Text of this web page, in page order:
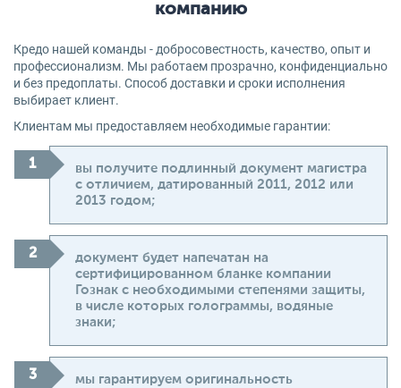
компанию
Кредо нашей команды - добросовестность, качество, опыт и
профессионализм. Мы работаем прозрачно, конфиденциально
и без предоплаты. Способ доставки и сроки исполнения
выбирает клиент.
Клиентам мы предоставляем необходимые гарантии:
вы получите подлинный документ магистра
с отличием, датированный 2011, 2012 или
2013 годом;
документ будет напечатан на
сертифицированном бланке компании
Гознак с необходимыми степенями защиты,
в числе которых голограммы, водяные
знаки;
мы гарантируем оригинальность